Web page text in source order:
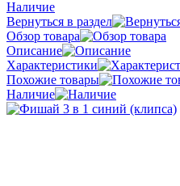
Наличие
Вернуться в раздел
Обзор товара
Описание
Характеристики
Похожие товары
Наличие